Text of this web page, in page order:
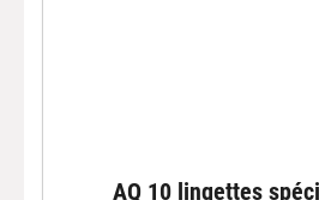
AQ 10 lingettes